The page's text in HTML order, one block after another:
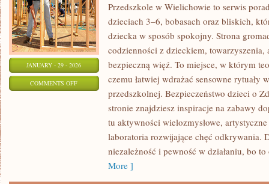
JANUARY - 29 - 2026
COMMENTS OFFON
PRZEDSZKOLE
ADAPTACJA
Przedszkole w Wielichowie to serwis
dzieciach 3–6, bobasach oraz bliskich,
dziecka w sposób spokojny. Strona
codzienności z dzieckiem, towarzyszenia,
bezpieczną więź. To miejsce, w którym
czemu łatwiej wdrażać sensowne rytuały
przedszkolnej. Bezpieczeństwo dzieci o
stronie znajdziesz inspiracje na zabawy
tu aktywności wielozmysłowe,
laboratoria rozwijające chęć odkrywania.
niezależność i pewność w działaniu, bo
More ]